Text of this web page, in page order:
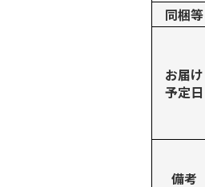
同梱等
お届け
予定日
備考